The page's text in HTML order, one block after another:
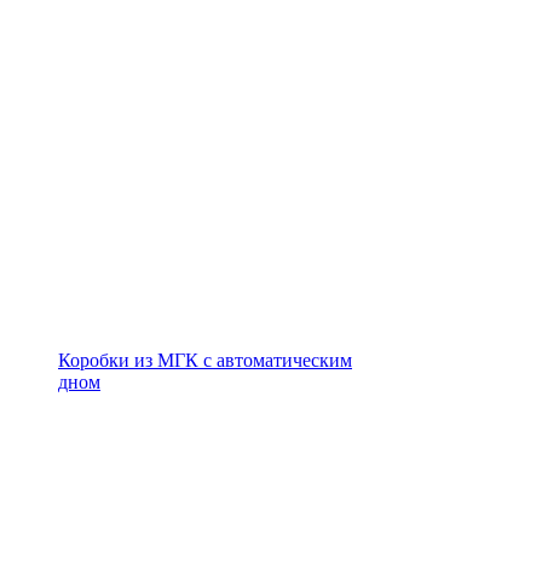
Коробки из МГК с автоматическим
дном